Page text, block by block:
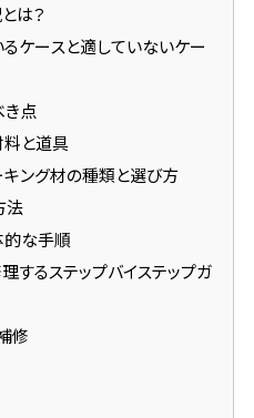
は？
ケースと適していないケー
点
と道具
ング材の種類と選び方
法
的な手順
するステップバイステップガ
修